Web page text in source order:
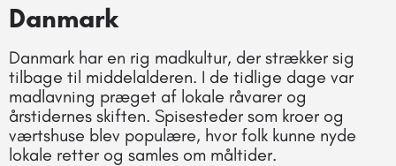
Danmark
Danmark har en rig madkultur, der strækker sig
tilbage til middelalderen. I de tidlige dage var
madlavning præget af lokale råvarer og
årstidernes skiften. Spisesteder som kroer og
værtshuse blev populære, hvor folk kunne nyde
lokale retter og samles om måltider.